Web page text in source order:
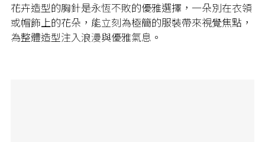
花卉造型的胸針是永恆不敗的優雅選擇，一朵別在衣領
或帽飾上的花朵，能立刻為極簡的服裝帶來視覺焦點，
為整體造型注入浪漫與優雅氣息。